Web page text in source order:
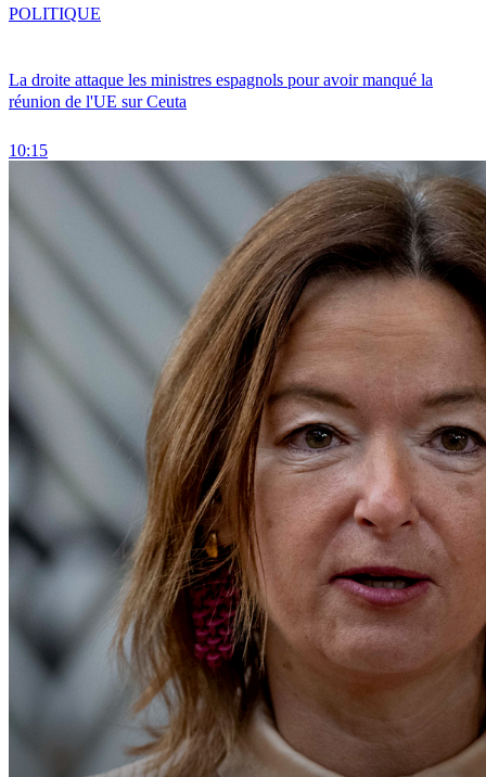
La droite attaque les ministres espagnols pour avoir manqué la
réunion de l'UE sur Ceuta
10:15
POLITIQUE